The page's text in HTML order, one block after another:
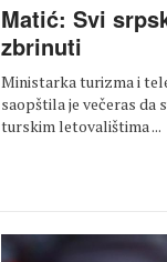
Matić: Svi
zbrinuti
Ministarka turizma i
saopštila je večeras da
turskim letovalištima ...